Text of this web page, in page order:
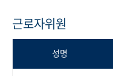
근로자위원
성명